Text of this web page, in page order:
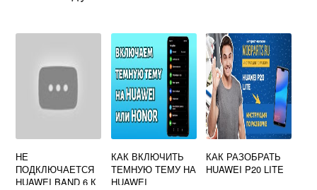
НЕ
ПОДКЛЮЧАЕТСЯ
HUAWEI BAND 6 К
КАК ВКЛЮЧИТЬ
ТЕМНУЮ ТЕМУ НА
HUAWEI
КАК РАЗОБРАТЬ
HUAWEI P20 LITE